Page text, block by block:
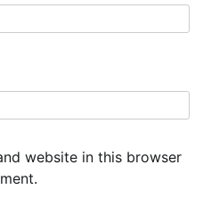
website in this browser